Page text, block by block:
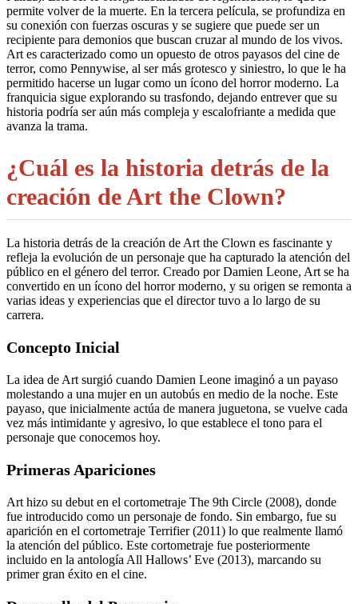
permite volver de la muerte. En la tercera película, se profundiza en
su conexión con fuerzas oscuras y se sugiere que puede ser un
recipiente para demonios que buscan cruzar al mundo de los vivos​.
Art es caracterizado como un opuesto de otros payasos del cine de
terror, como Pennywise, al ser más grotesco y siniestro, lo que le ha
permitido hacerse un lugar como un ícono del horror moderno​. La
franquicia sigue explorando su trasfondo, dejando entrever que su
historia podría ser aún más compleja y escalofriante a medida que
avanza la trama.
¿Cuál es la historia detrás de la
creación de Art the Clown?
La historia detrás de la creación de Art the Clown es fascinante y
refleja la evolución de un personaje que ha capturado la atención del
público en el género del terror. Creado por Damien Leone, Art se ha
convertido en un ícono del horror moderno, y su origen se remonta a
varias ideas y experiencias que el director tuvo a lo largo de su
carrera.
Concepto Inicial
La idea de Art surgió cuando Damien Leone imaginó a un payaso
molestando a una mujer en un autobús en medio de la noche. Este
payaso, que inicialmente actúa de manera juguetona, se vuelve cada
vez más intimidante y agresivo, lo que establece el tono para el
personaje que conocemos hoy.
Primeras Apariciones
Art hizo su debut en el cortometraje The 9th Circle (2008), donde
fue introducido como un personaje de fondo. Sin embargo, fue su
aparición en el cortometraje Terrifier (2011) lo que realmente llamó
la atención del público. Este cortometraje fue posteriormente
incluido en la antología All Hallows’ Eve (2013), marcando su
primer gran éxito en el cine.